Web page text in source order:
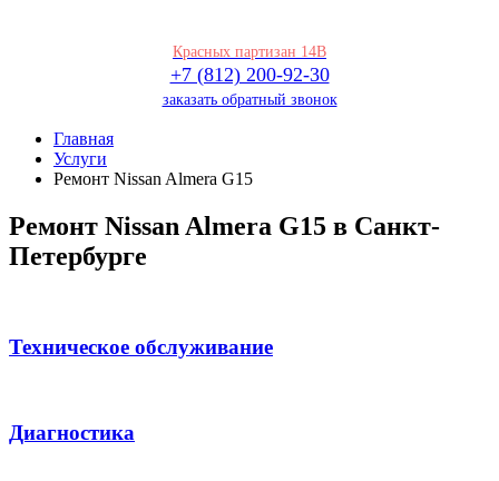
Красных партизан 14В
+7 (812) 200-92-30
заказать обратный звонок
Главная
Услуги
Ремонт Nissan Almera G15
Ремонт Nissan Almera G15 в Санкт-
Петербурге
Техническое обслуживание
Диагностика